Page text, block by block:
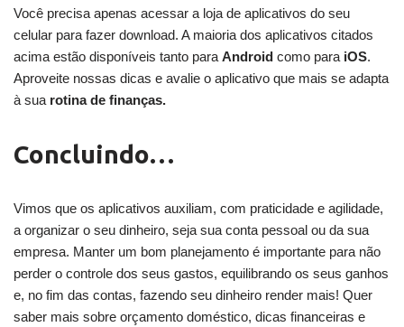
Você precisa apenas acessar a loja de aplicativos do seu
celular para fazer download. A maioria dos aplicativos citados
acima estão disponíveis tanto para Android como para iOS.
Aproveite nossas dicas e avalie o aplicativo que mais se adapta
à sua rotina de finanças.
Concluindo…
Vimos que os aplicativos auxiliam, com praticidade e agilidade,
a organizar o seu dinheiro, seja sua conta pessoal ou da sua
empresa. Manter um bom planejamento é importante para não
perder o controle dos seus gastos, equilibrando os seus ganhos
e, no fim das contas, fazendo seu dinheiro render mais! Quer
saber mais sobre orçamento doméstico, dicas financeiras e